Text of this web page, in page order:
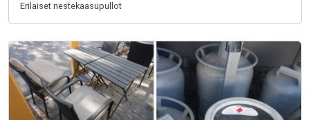
Erilaiset nestekaasupullot